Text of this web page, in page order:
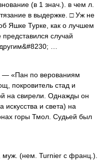
(в 1 знач.). в чем л.
в выдержке. □ Уж не
Яшке Турке, как о лучшем
случай
…
— «Пан по верованиям
покровитель стад и
на свирели. Однажды он
искусства и света) на
горы Тмол. Судьей был
(нем. Turnier с франц.).